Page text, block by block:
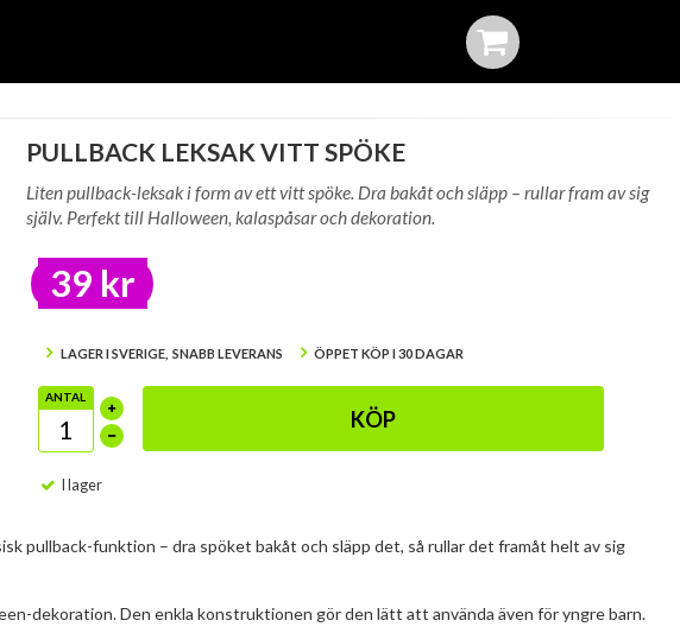
PULLBACK LEKSAK VITT SPÖKE
Liten pullback-leksak i form av ett vitt spöke. Dra bakåt och släpp – rullar fram av sig
själv. Perfekt till Halloween, kalaspåsar och dekoration.
39 kr
LAGER I SVERIGE, SNABB LEVERANS ÖPPET KÖP I 30 DAGAR
ANTAL
KÖP
I lager
pullback-funktion – dra spöket bakåt och släpp det, så rullar det framåt helt av sig
dekoration. Den enkla konstruktionen gör den lätt att använda även för yngre barn.